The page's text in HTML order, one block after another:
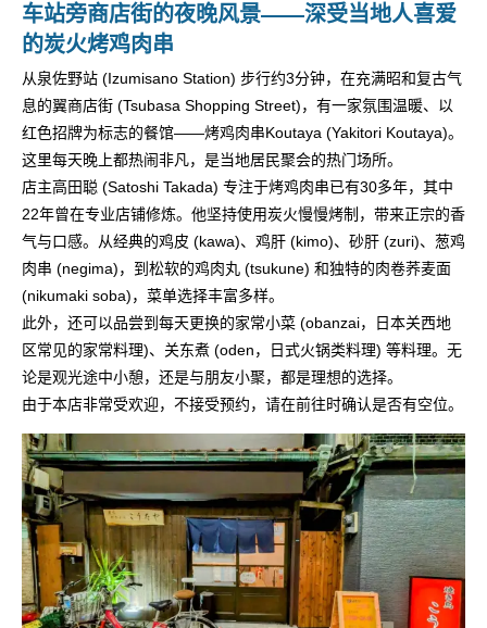
车站旁商店街的夜晚风景——深受当地人喜爱
的炭火烤鸡肉串
从泉佐野站 (Izumisano Station) 步行约3分钟，在充满昭和复古气
息的翼商店街 (Tsubasa Shopping Street)，有一家氛围温暖、以
红色招牌为标志的餐馆——烤鸡肉串Koutaya (Yakitori Koutaya)。
这里每天晚上都热闹非凡，是当地居民聚会的热门场所。
店主高田聪 (Satoshi Takada) 专注于烤鸡肉串已有30多年，其中
22年曾在专业店铺修炼。他坚持使用炭火慢慢烤制，带来正宗的香
气与口感。从经典的鸡皮 (kawa)、鸡肝 (kimo)、砂肝 (zuri)、葱鸡
肉串 (negima)，到松软的鸡肉丸 (tsukune) 和独特的肉卷荞麦面
(nikumaki soba)，菜单选择丰富多样。
此外，还可以品尝到每天更换的家常小菜 (obanzai，日本关西地
区常见的家常料理)、关东煮 (oden，日式火锅类料理) 等料理。无
论是观光途中小憩，还是与朋友小聚，都是理想的选择。
由于本店非常受欢迎，不接受预约，请在前往时确认是否有空位。